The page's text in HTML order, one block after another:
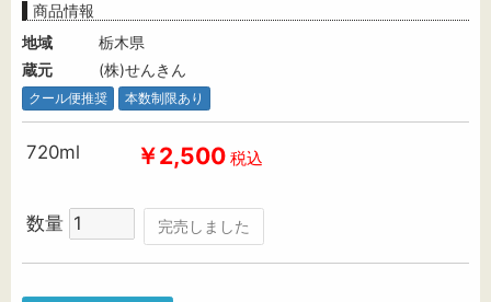
商品情報
地域
栃木県
蔵元
(株)せんきん
クール便推奨 本数制限あり
720ml ￥2,500 税込
数量 完売しました